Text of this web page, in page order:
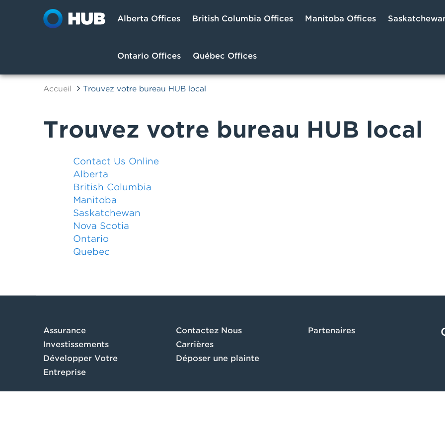
Alberta Offices British Columbia Offices Manitoba Offices
Ontario Offices Québec Offices
Accueil Trouvez votre bureau HUB local
Trouvez votre bureau HUB local
Contact Us Online
Alberta
British Columbia
Manitoba
Saskatchewan
Nova Scotia
Ontario
Quebec
Assurance
Investissements
Développer Votre
Entreprise
Contactez Nous
Carrières
Déposer une plainte
Partenaires